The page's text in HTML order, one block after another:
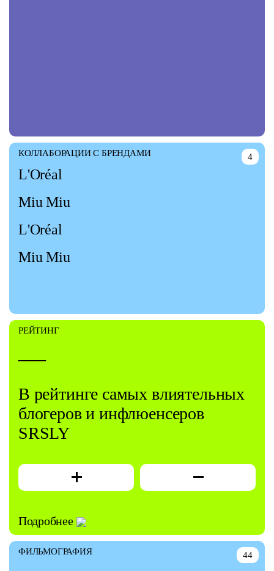
4
КОЛЛАБОРАЦИИ С БРЕНДАМИ
L'Oréal
Miu Miu
L'Oréal
Miu Miu
РЕЙТИНГ
—
В рейтинге самых влиятельных
блогеров и инфлюенсеров
SRSLY
Подробнее
44
ФИЛЬМОГРАФИЯ